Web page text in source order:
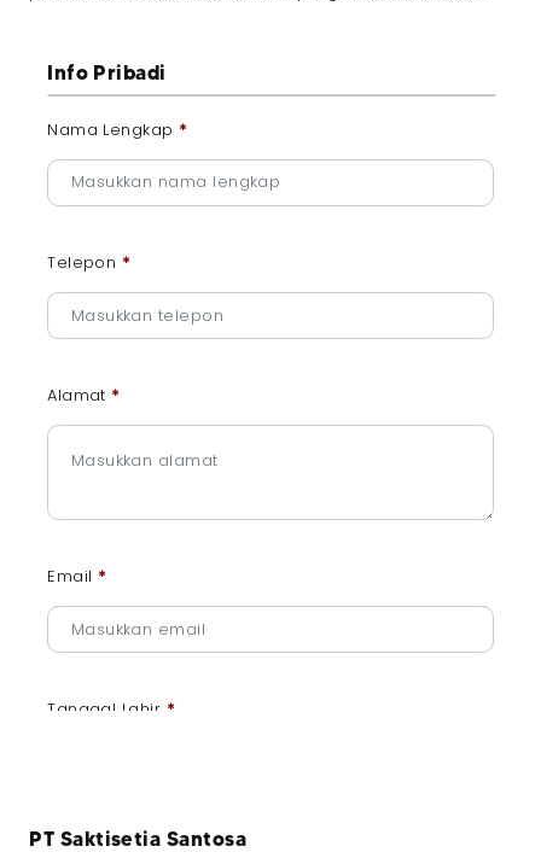
Info Pribadi
Nama Lengkap *
Telepon *
Alamat *
Email *
Tanggal Lahir *
Jenis Kelamin*
PT Saktisetia Santosa